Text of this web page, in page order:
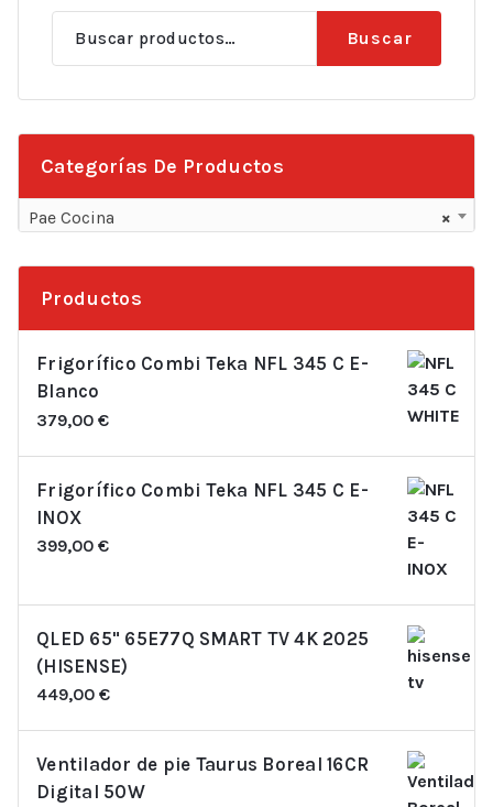
Buscar
Buscar
Categorías De Productos
×
Pae Cocina
Productos
Frigorífico Combi Teka NFL 345 C E-
Blanco
379,00 €
Frigorífico Combi Teka NFL 345 C E-
INOX
399,00 €
QLED 65" 65E77Q SMART TV 4K 2025
(HISENSE)
449,00 €
Ventilador de pie Taurus Boreal 16CR
Digital 50W